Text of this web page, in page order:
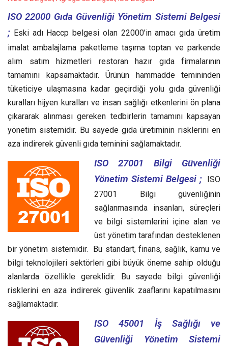
ISO 22000 Gıda Güvenliği Yönetim Sistemi Belgesi
; Eski adı Haccp belgesi olan 22000’in amacı gıda üretim
imalat ambalajlama paketleme taşıma toptan ve parkende
alım satım hizmetleri restoran hazır gıda firmalarının
tamamını kapsamaktadır. Ürünün hammadde temininden
tüketiciye ulaşmasına kadar geçirdiği yolu gıda güvenliği
kuralları hijyen kuralları ve insan sağlığı etkenlerini ön plana
çıkararak alınması gereken tedbirlerin tamamını kapsayan
yönetim sistemidir. Bu sayede gıda üretiminin risklerini en
aza indirerek güvenli gıda teminini sağlamaktadır.
ISO 27001 Bilgi Güvenliği
Yönetim Sistemi Belgesi ;
ISO
27001 Bilgi güvenliğinin
sağlanmasında insanları, süreçleri
ve bilgi sistemlerini içine alan ve
üst yönetim tarafından desteklenen
bir yönetim sistemidir. Bu standart, finans, sağlık, kamu ve
bilgi teknolojileri sektörleri gibi büyük öneme sahip olduğu
alanlarda özellikle gereklidir. Bu sayede bilgi güvenliği
risklerini en aza indirerek güvenlik zaaflarını kapatılmasını
sağlamaktadır.
ISO 45001 İş Sağlığı ve
Güvenliği Yönetim Sistemi